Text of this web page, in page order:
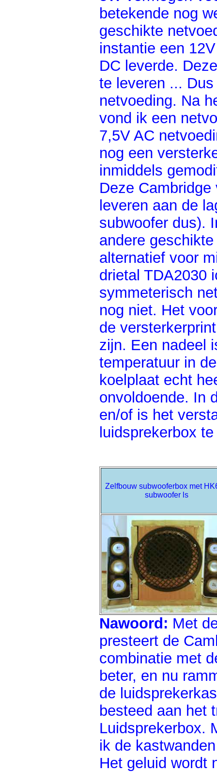
betekende nog
geschikte
instantie een
DC leverde.
te leveren ...
netvoeding. Na
vond ik een
7,5V AC
nog een
inmiddels
Deze
leveren aan de
subwoofer dus).
andere
alternatief voor
drietal TDA2030
symmeterisch
nog niet. Het
de
zijn. Een nadeel
temperatuur in
koelplaat echt
onvoldoende. In
en/of is het
luidsprekerbox
Zelfbouw subwooferbox met
subwoofer ls
Nawoord: Met
presteert de
combinatie met
beter, en nu
de
besteed aan het
Luidsprekerbox.
ik de
Het geluid wordt